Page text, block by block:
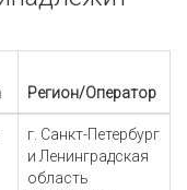
Регион/Оператор
г. Санкт-Петербург
и Ленинградская
область